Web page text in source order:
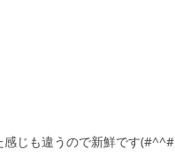
じも違うので新鮮です